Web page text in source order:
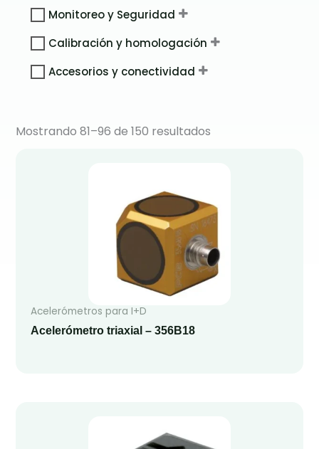
Monitoreo y Seguridad
Calibración y homologación
Accesorios y conectividad
Mostrando 81–96 de 150 resultados
Acelerómetros para I+D
Acelerómetro triaxial – 356B18